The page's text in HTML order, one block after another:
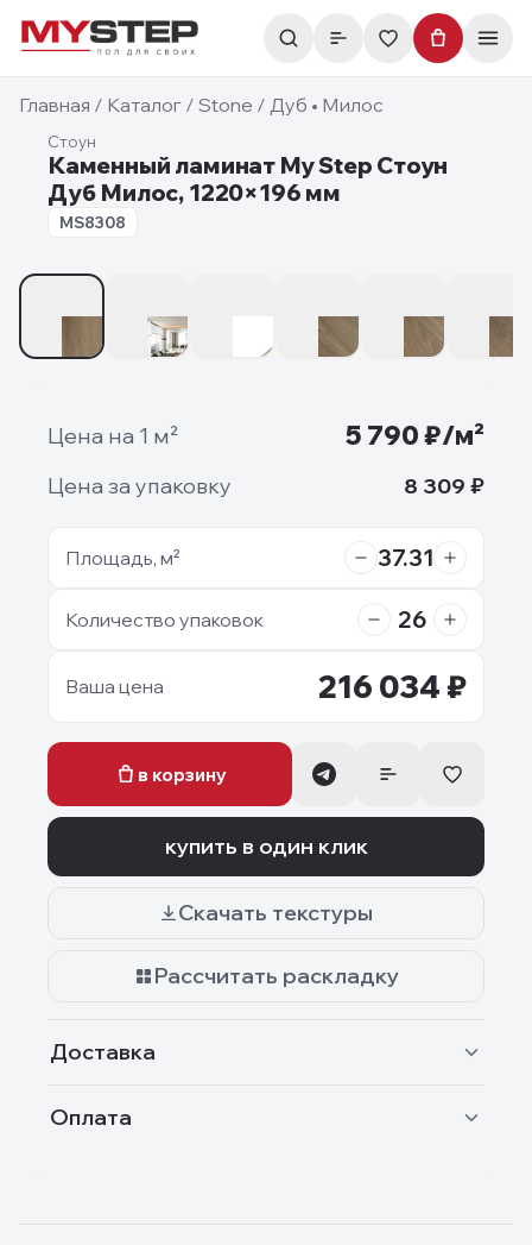
Главная / Каталог / Stone / Дуб • Милос
8 мм
Стоун
Каменный ламинат My Step Стоун
Дуб Милос, 1220×196 мм
MS8308
Цена на 1 м² 5 790₽/м²
Цена за упаковку 8 309 ₽
Площадь, м² 37.31
Количество упаковок 26
Ваша цена 216 034 ₽
в корзину
купить в один клик
Скачать текстуры
Рассчитать раскладку
Доставка
Оплата